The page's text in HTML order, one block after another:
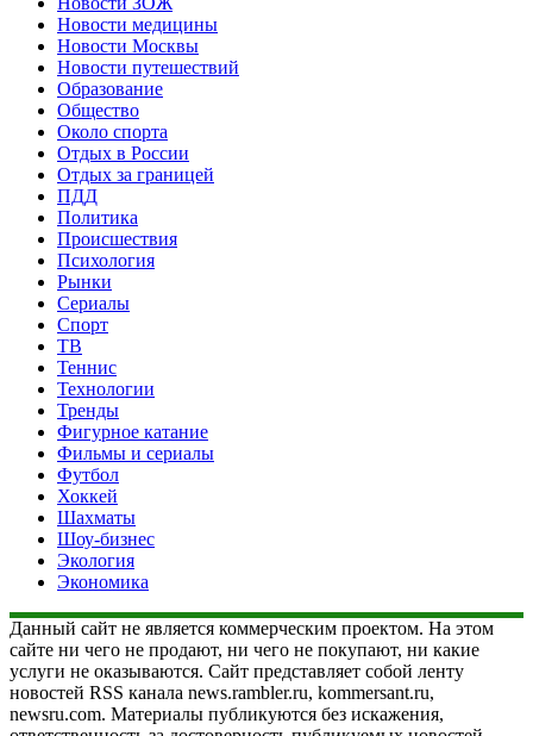
Новости медицины
Новости Москвы
Новости путешествий
Образование
Общество
Около спорта
Отдых в России
Отдых за границей
ПДД
Политика
Происшествия
Психология
Рынки
Сериалы
Спорт
ТВ
Теннис
Технологии
Тренды
Фигурное катание
Фильмы и сериалы
Футбол
Хоккей
Шахматы
Шоу-бизнес
Экология
Экономика
Данный сайт не является коммерческим проектом. На этом
сайте ни чего не продают, ни чего не покупают, ни какие
услуги не оказываются. Сайт представляет собой ленту
новостей RSS канала news.rambler.ru, kommersant.ru,
newsru.com. Материалы публикуются без искажения,